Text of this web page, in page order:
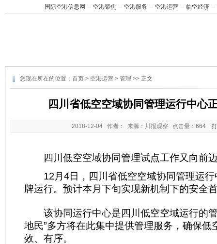
国际空港信息网 - 空港聚焦 - 空港服务 - 空港运营 - 临空经济 -
您现在所在的位置： 首页 > 空港运营 > 管理 >> 正文
四川省低空空域协同管理运行中心
2018-12-04 作者： 来源：川报观察 点击量： 664
四川低空空域协同管理试点工作又向前
12月4日，四川省低空空域协同管理运行
牌运行。预计本月下旬实现新机制下的安全
该协同运行中心是四川低空空域运行的管
地民”多方将在此集中提供管理服务，确保低
效、有序。